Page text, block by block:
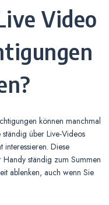
Video
können manchmal
über Live-Videos
Diese
ständig zum Summen
ablenken, auch wenn Sie